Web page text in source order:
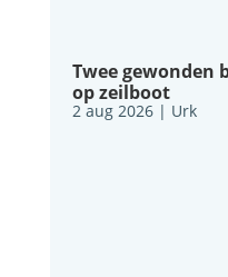
Twee gewonden
op zeilboot
2 aug 2026| Urk